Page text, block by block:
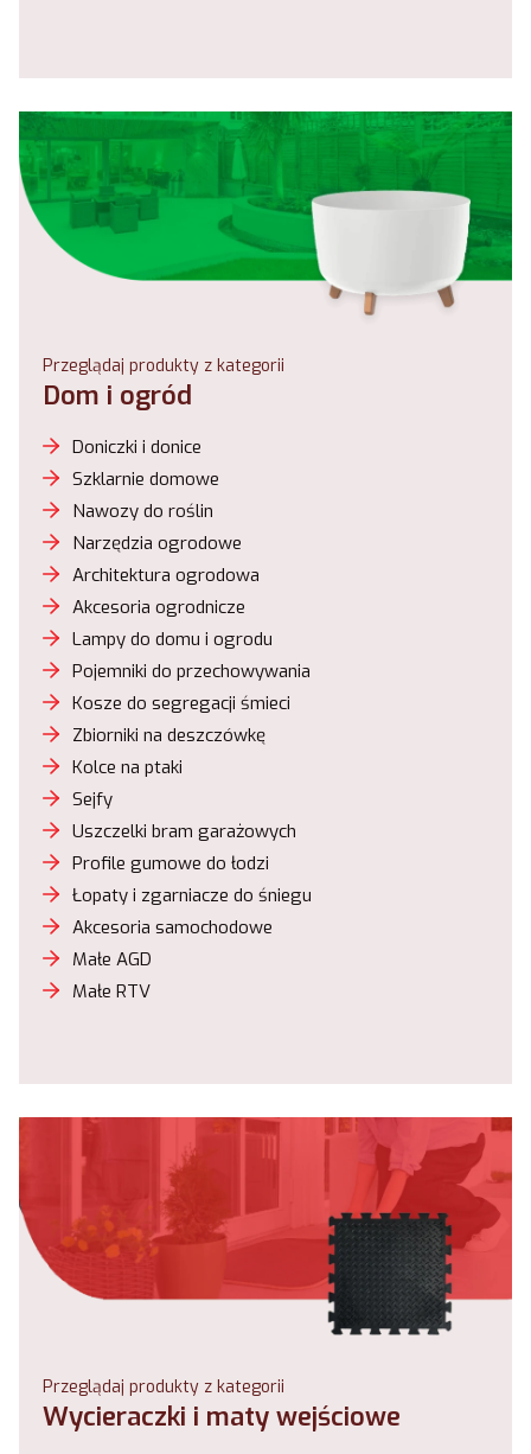
Przeglądaj produkty z kategorii
Dom i ogród
Doniczki i donice
Szklarnie domowe
Nawozy do roślin
Narzędzia ogrodowe
Architektura ogrodowa
Akcesoria ogrodnicze
Lampy do domu i ogrodu
Pojemniki do przechowywania
Kosze do segregacji śmieci
Zbiorniki na deszczówkę
Kolce na ptaki
Sejfy
Uszczelki bram garażowych
Profile gumowe do łodzi
Łopaty i zgarniacze do śniegu
Akcesoria samochodowe
Małe AGD
Małe RTV
Przeglądaj produkty z kategorii
Wycieraczki i maty wejściowe